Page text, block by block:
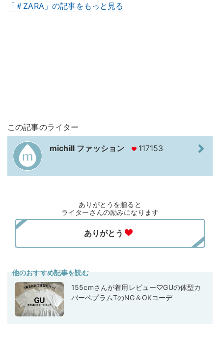
「＃ZARA」の記事をもっと見る
この記事のライター
michill ファッション 117153
ありがとうを贈ると
ライターさんの励みになります
他のおすすめ記事を読む
155cmさんが着用レビュー♡GUの体型カ
バーペプラムTのNG＆OKコーデ